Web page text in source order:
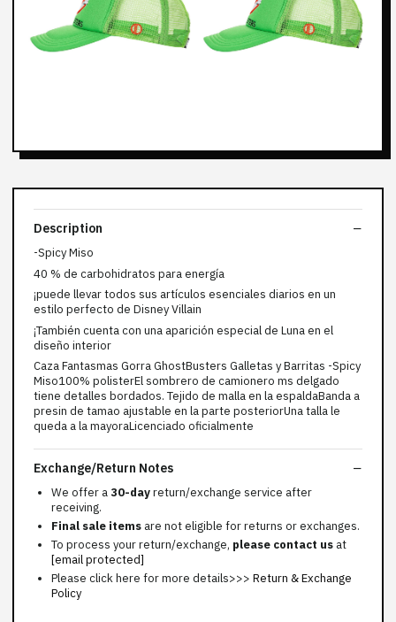
Description
-Spicy Miso
40 % de carbohidratos para energía
¡puede llevar todos sus artículos esenciales diarios en un
estilo perfecto de Disney Villain
¡También cuenta con una aparición especial de Luna en el
diseño interior
Caza Fantasmas Gorra GhostBusters Galletas y Barritas -Spicy
Miso100% polisterEl sombrero de camionero ms delgado
tiene detalles bordados. Tejido de malla en la espaldaBanda a
presin de tamao ajustable en la parte posteriorUna talla le
queda a la mayoraLicenciado oficialmente
Exchange/Return Notes
We offer a30-dayreturn/exchange service after
receiving.
Final sale items are not eligible for returns or exchanges.
To process your return/exchange, please contact us at
[email protected]
Please click here for more details>>> Return & Exchange
Policy